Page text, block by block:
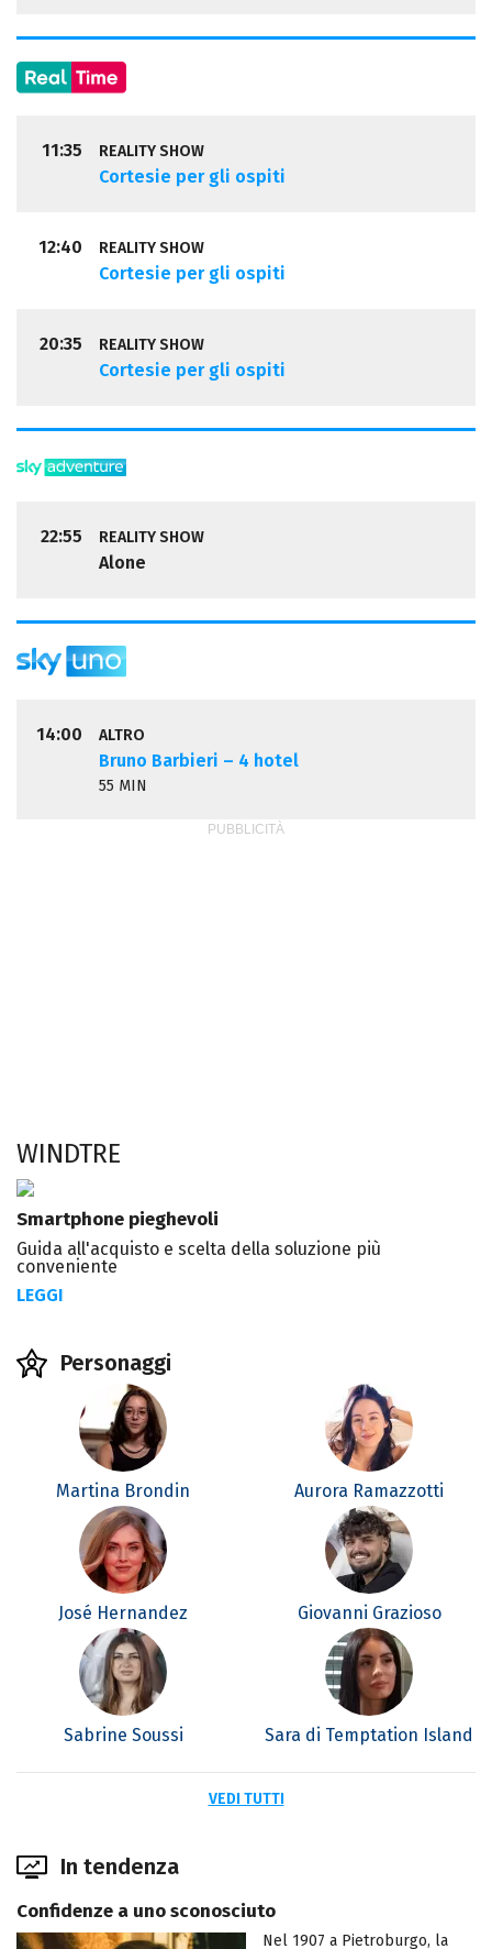
11:35 REALITY SHOW
Cortesie per gli ospiti
12:40 REALITY SHOW
Cortesie per gli ospiti
20:35 REALITY SHOW
Cortesie per gli ospiti
22:55 REALITY SHOW
Alone
14:00 ALTRO
Bruno Barbieri – 4 hotel
55 MIN
WINDTRE
Smartphone pieghevoli
Guida all'acquisto e scelta della soluzione più
conveniente
LEGGI
Personaggi
Martina Brondin Aurora Ramazzotti
José Hernandez Giovanni Grazioso
Sabrine Soussi Sara di Temptation Island
VEDI TUTTI
In tendenza
Confidenze a uno sconosciuto
Nel 1907 a Pietroburgo, la